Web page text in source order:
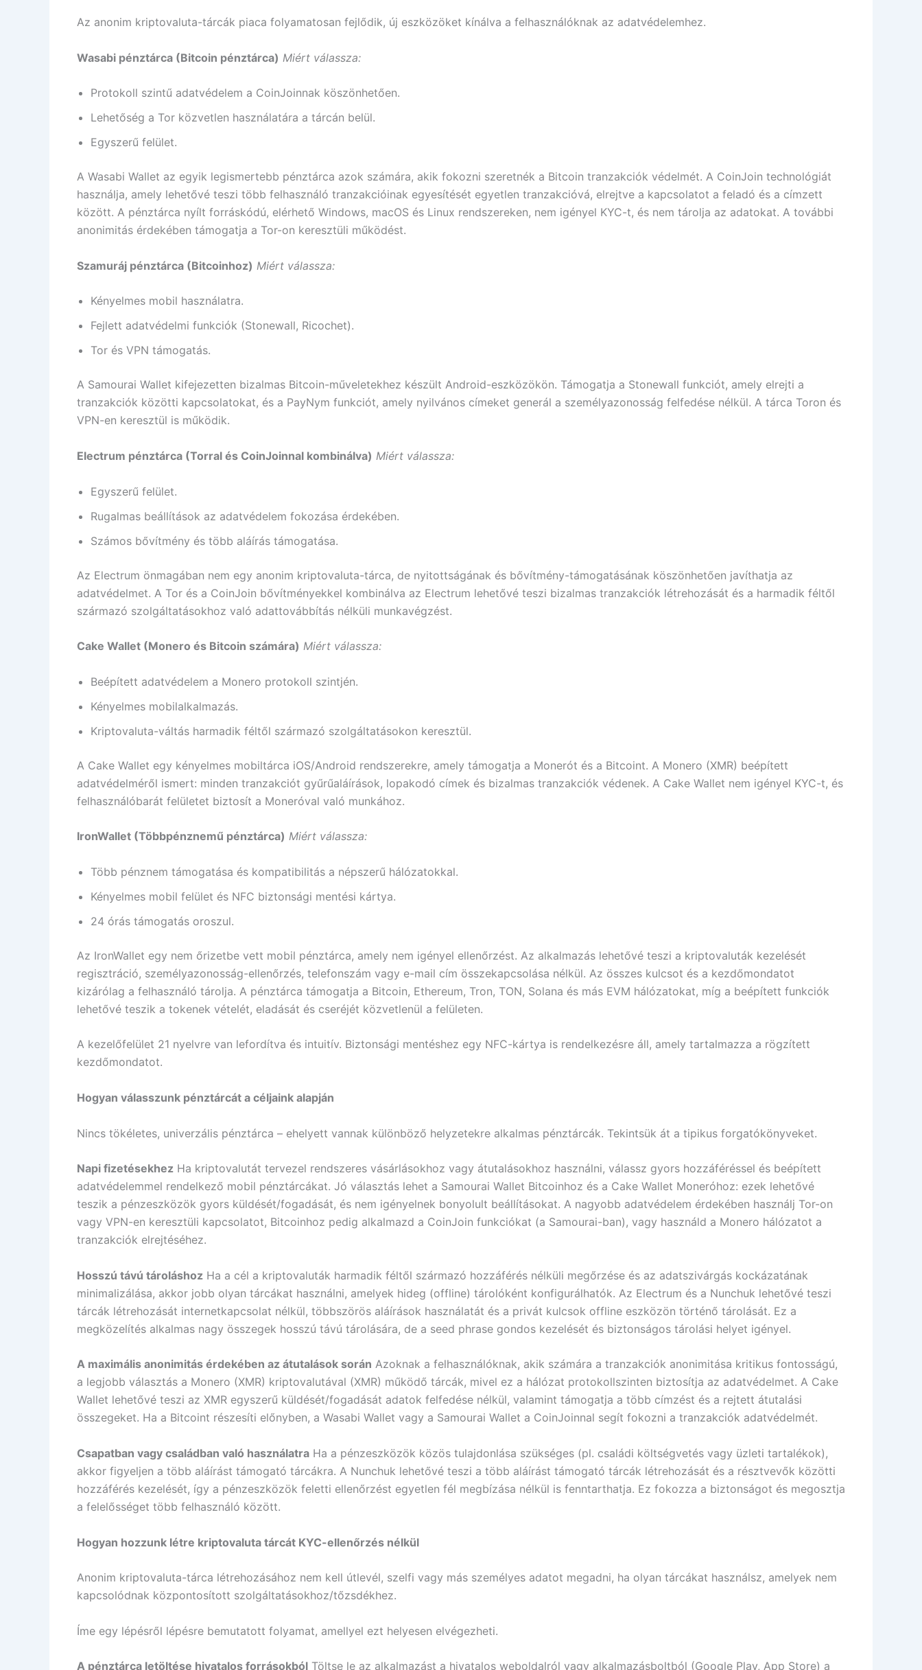
Az anonim kriptovaluta-tárcák piaca folyamatosan fejlődik, új eszközöket kínálva a felhasználóknak az adatvédelemhez.
Wasabi pénztárca (Bitcoin pénztárca) Miért válassza:
Protokoll szintű adatvédelem a CoinJoinnak köszönhetően.
Lehetőség a Tor közvetlen használatára a tárcán belül.
Egyszerű felület.
A Wasabi Wallet az egyik legismertebb pénztárca azok számára, akik fokozni szeretnék a Bitcoin tranzakciók védelmét. A CoinJoin technológiát
használja, amely lehetővé teszi több felhasználó tranzakcióinak egyesítését egyetlen tranzakcióvá, elrejtve a kapcsolatot a feladó és a címzett
között. A pénztárca nyílt forráskódú, elérhető Windows, macOS és Linux rendszereken, nem igényel KYC-t, és nem tárolja az adatokat. A további
anonimitás érdekében támogatja a Tor-on keresztüli működést.
Szamuráj pénztárca (Bitcoinhoz) Miért válassza:
Kényelmes mobil használatra.
Fejlett adatvédelmi funkciók (Stonewall, Ricochet).
Tor és VPN támogatás.
A Samourai Wallet kifejezetten bizalmas Bitcoin-műveletekhez készült Android-eszközökön. Támogatja a Stonewall funkciót, amely elrejti a
tranzakciók közötti kapcsolatokat, és a PayNym funkciót, amely nyilvános címeket generál a személyazonosság felfedése nélkül. A tárca Toron és
VPN-en keresztül is működik.
Electrum pénztárca (Torral és CoinJoinnal kombinálva) Miért válassza:
Egyszerű felület.
Rugalmas beállítások az adatvédelem fokozása érdekében.
Számos bővítmény és több aláírás támogatása.
Az Electrum önmagában nem egy anonim kriptovaluta-tárca, de nyitottságának és bővítmény-támogatásának köszönhetően javíthatja az
adatvédelmet. A Tor és a CoinJoin bővítményekkel kombinálva az Electrum lehetővé teszi bizalmas tranzakciók létrehozását és a harmadik féltől
származó szolgáltatásokhoz való adattovábbítás nélküli munkavégzést.
Cake Wallet (Monero és Bitcoin számára) Miért válassza:
Beépített adatvédelem a Monero protokoll szintjén.
Kényelmes mobilalkalmazás.
Kriptovaluta-váltás harmadik féltől származó szolgáltatásokon keresztül.
A Cake Wallet egy kényelmes mobiltárca iOS/Android rendszerekre, amely támogatja a Monerót és a Bitcoint. A Monero (XMR) beépített
adatvédelméről ismert: minden tranzakciót gyűrűaláírások, lopakodó címek és bizalmas tranzakciók védenek. A Cake Wallet nem igényel KYC-t, és
felhasználóbarát felületet biztosít a Moneróval való munkához.
IronWallet (Többpénznemű pénztárca) Miért válassza:
Több pénznem támogatása és kompatibilitás a népszerű hálózatokkal.
Kényelmes mobil felület és NFC biztonsági mentési kártya.
24 órás támogatás oroszul.
Az IronWallet egy nem őrizetbe vett mobil pénztárca, amely nem igényel ellenőrzést. Az alkalmazás lehetővé teszi a kriptovaluták kezelését
regisztráció, személyazonosság-ellenőrzés, telefonszám vagy e-mail cím összekapcsolása nélkül. Az összes kulcsot és a kezdőmondatot
kizárólag a felhasználó tárolja. A pénztárca támogatja a Bitcoin, Ethereum, Tron, TON, Solana és más EVM hálózatokat, míg a beépített funkciók
lehetővé teszik a tokenek vételét, eladását és cseréjét közvetlenül a felületen.
A kezelőfelület 21 nyelvre van lefordítva és intuitív. Biztonsági mentéshez egy NFC-kártya is rendelkezésre áll, amely tartalmazza a rögzített
kezdőmondatot.
Hogyan válasszunk pénztárcát a céljaink alapján
Nincs tökéletes, univerzális pénztárca – ehelyett vannak különböző helyzetekre alkalmas pénztárcák. Tekintsük át a tipikus forgatókönyveket.
Napi fizetésekhez Ha kriptovalutát tervezel rendszeres vásárlásokhoz vagy átutalásokhoz használni, válassz gyors hozzáféréssel és beépített
adatvédelemmel rendelkező mobil pénztárcákat. Jó választás lehet a Samourai Wallet Bitcoinhoz és a Cake Wallet Moneróhoz: ezek lehetővé
teszik a pénzeszközök gyors küldését/fogadását, és nem igényelnek bonyolult beállításokat. A nagyobb adatvédelem érdekében használj Tor-on
vagy VPN-en keresztüli kapcsolatot, Bitcoinhoz pedig alkalmazd a CoinJoin funkciókat (a Samourai-ban), vagy használd a Monero hálózatot a
tranzakciók elrejtéséhez.
Hosszú távú tároláshoz Ha a cél a kriptovaluták harmadik féltől származó hozzáférés nélküli megőrzése és az adatszivárgás kockázatának
minimalizálása, akkor jobb olyan tárcákat használni, amelyek hideg (offline) tárolóként konfigurálhatók. Az Electrum és a Nunchuk lehetővé teszi
tárcák létrehozását internetkapcsolat nélkül, többszörös aláírások használatát és a privát kulcsok offline eszközön történő tárolását. Ez a
megközelítés alkalmas nagy összegek hosszú távú tárolására, de a seed phrase gondos kezelését és biztonságos tárolási helyet igényel.
A maximális anonimitás érdekében az átutalások során Azoknak a felhasználóknak, akik számára a tranzakciók anonimitása kritikus fontosságú,
a legjobb választás a Monero (XMR) kriptovalutával (XMR) működő tárcák, mivel ez a hálózat protokollszinten biztosítja az adatvédelmet. A Cake
Wallet lehetővé teszi az XMR egyszerű küldését/fogadását adatok felfedése nélkül, valamint támogatja a több címzést és a rejtett átutalási
összegeket. Ha a Bitcoint részesíti előnyben, a Wasabi Wallet vagy a Samourai Wallet a CoinJoinnal segít fokozni a tranzakciók adatvédelmét.
Csapatban vagy családban való használatra Ha a pénzeszközök közös tulajdonlása szükséges (pl. családi költségvetés vagy üzleti tartalékok),
akkor figyeljen a több aláírást támogató tárcákra. A Nunchuk lehetővé teszi a több aláírást támogató tárcák létrehozását és a résztvevők közötti
hozzáférés kezelését, így a pénzeszközök feletti ellenőrzést egyetlen fél megbízása nélkül is fenntarthatja. Ez fokozza a biztonságot és megosztja
a felelősséget több felhasználó között.
Hogyan hozzunk létre kriptovaluta tárcát KYC-ellenőrzés nélkül
Anonim kriptovaluta-tárca létrehozásához nem kell útlevél, szelfi vagy más személyes adatot megadni, ha olyan tárcákat használsz, amelyek nem
kapcsolódnak központosított szolgáltatásokhoz/tőzsdékhez.
Íme egy lépésről lépésre bemutatott folyamat, amellyel ezt helyesen elvégezheti.
A pénztárca letöltése hivatalos forrásokból Töltse le az alkalmazást a hivatalos weboldalról vagy alkalmazásboltból (Google Play, App Store) a